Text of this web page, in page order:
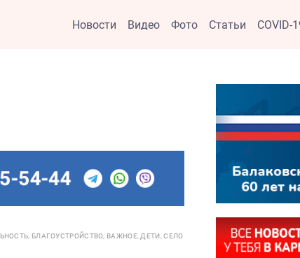
Новости Видео Фото Статьи COVID-
БЛАГОУСТРОЙСТВО ВАЖНОЕ, ДЕТИ ,СЕЛО